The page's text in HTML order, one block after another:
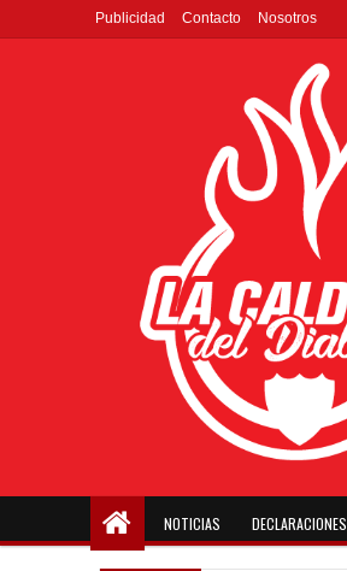
Publicidad Contacto Nosotros
NOTICIAS DECLARACIONES